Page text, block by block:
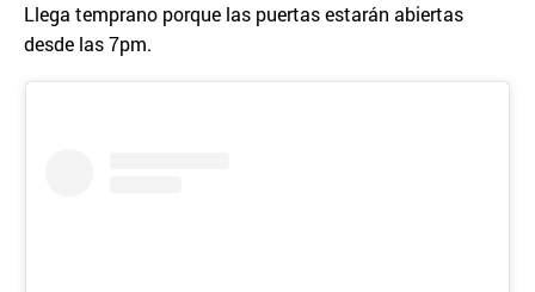
Llega temprano porque las puertas estarán abiertas
desde las 7pm.